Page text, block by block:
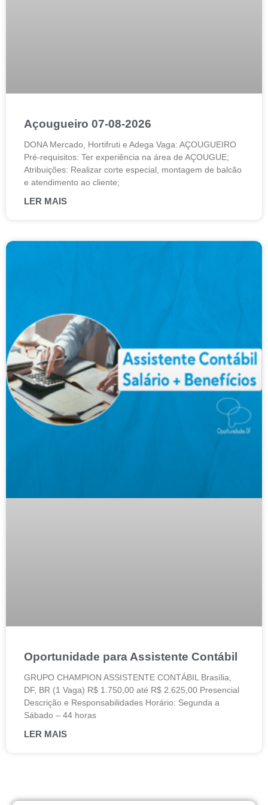
Açougueiro 07-08-2026
DONA Mercado, Hortifruti e Adega Vaga: AÇOUGUEIRO
Pré-requisitos: Ter experiência na área de AÇOUGUE;
Atribuições: Realizar corte especial, montagem de balcão
e atendimento ao cliente;
LER MAIS
Oportunidade para Assistente Contábil
GRUPO CHAMPION ASSISTENTE CONTÁBIL Brasília,
DF, BR (1 Vaga) R$ 1.750,00 até R$ 2.625,00 Presencial
Descrição e Responsabilidades Horário: Segunda a
Sábado – 44 horas
LER MAIS